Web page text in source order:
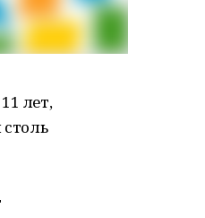
лет,
столь